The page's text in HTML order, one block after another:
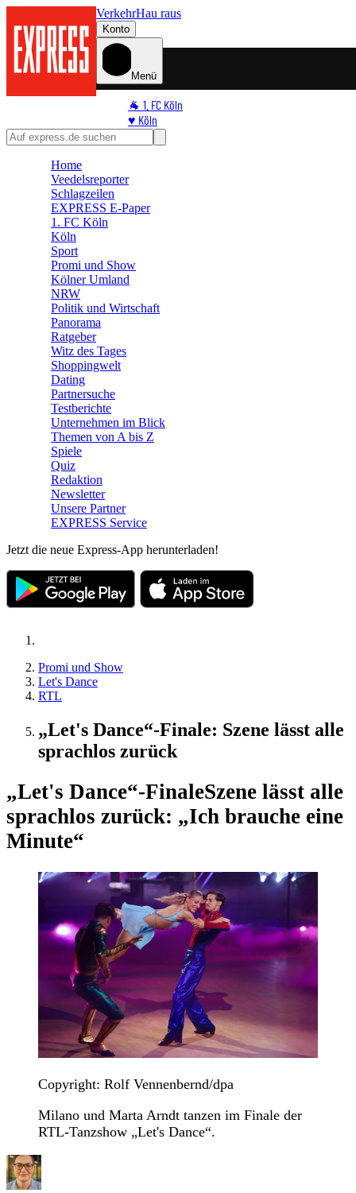
VerkehrHau raus
Konto
Menü
🐐 1. FC Köln
♥️ Köln
⭐ Promi
🛒 Shoppingwelt
Home
Veedelsreporter
Schlagzeilen
EXPRESS E-Paper
1. FC Köln
Köln
Sport
Promi und Show
Kölner Umland
NRW
Politik und Wirtschaft
Panorama
Ratgeber
Witz des Tages
Shoppingwelt
Dating
Partnersuche
Testberichte
Unternehmen im Blick
Themen von A bis Z
Spiele
Quiz
Redaktion
Newsletter
Unsere Partner
EXPRESS Service
Jetzt die neue Express-App herunterladen!
Promi und Show
Let's Dance
RTL
„Let's Dance“-Finale: Szene lässt alle
sprachlos zurück
„Let's Dance“-FinaleSzene lässt alle
sprachlos zurück: „Ich brauche eine
Minute“
Copyright: Rolf Vennenbernd/dpa
Milano und Marta Arndt tanzen im Finale der
RTL-Tanzshow „Let's Dance“.